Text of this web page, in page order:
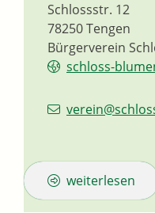
Bürgerverein
Schlossstr. 12
78250Tengen
schloss-
weiterlesen